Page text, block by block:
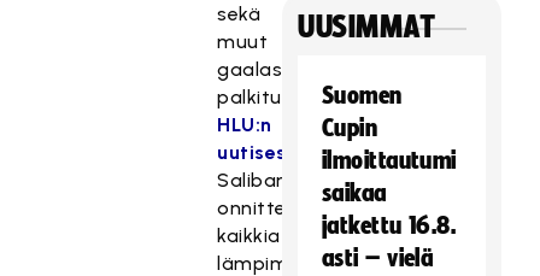
sekä
muut
gaalassa
palkitut
HLU:n
uutisesta
Salibandyliitto
onnittelee
kaikkia
lämpimästi.
UUSIMMAT
Suomen
Cupin
ilmoittautumi
saikaa
jatkettu 16.8.
asti – vielä